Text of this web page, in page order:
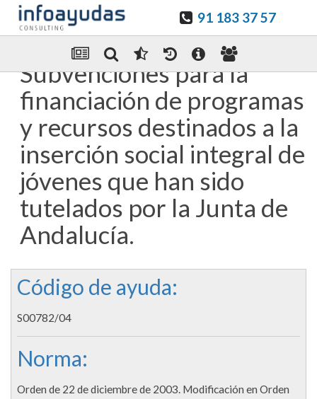
91 183 37 57
Enviar Por email
Subvenciones para la
financiación de programas
y recursos destinados a la
inserción social integral de
jóvenes que han sido
tutelados por la Junta de
Andalucía.
Código de ayuda:
S00782/04
Norma:
Orden de 22 de diciembre de 2003. Modificación en Orden